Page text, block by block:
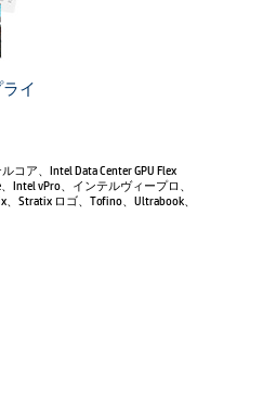
イ
ア、Intel Data Center GPU Flex
Intel vPro、インテルヴィープロ、
Stratix ロゴ、Tofino、Ultrabook、